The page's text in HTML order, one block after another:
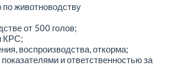
по животноводству
от 500 голов;
КРС;
воспроизводства, откорма;
и ответственностью за